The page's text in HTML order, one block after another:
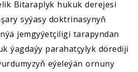
Bitaraplyk hukuk derejesi
syýasy doktrinasynyň
jemgyýetçiligi tarapyndan
ýagdaýy parahatçylyk dörediji
eýeleýän ornuny